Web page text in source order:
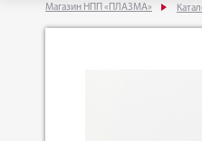
Магазин НПП «ПЛАЗМА»